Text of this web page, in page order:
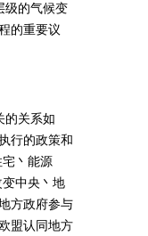
级的气候变
的重要议
的关系如
行的政策和
丶能源
中央丶地
方政府参与
盟认同地方